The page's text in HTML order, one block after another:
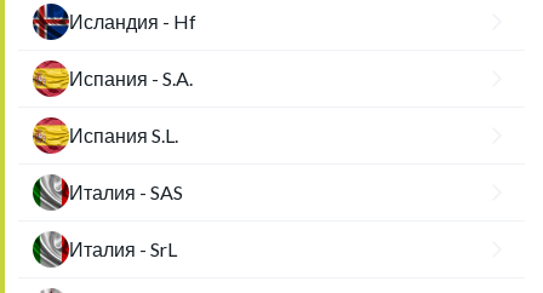
Исландия - Hf
Испания - S.A.
Испания S.L.
Италия - SAS
Италия - SrL